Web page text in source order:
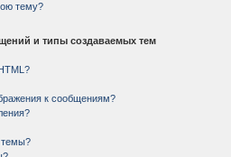
тему?
и типы создаваемых тем
к сообщениям?
темы?